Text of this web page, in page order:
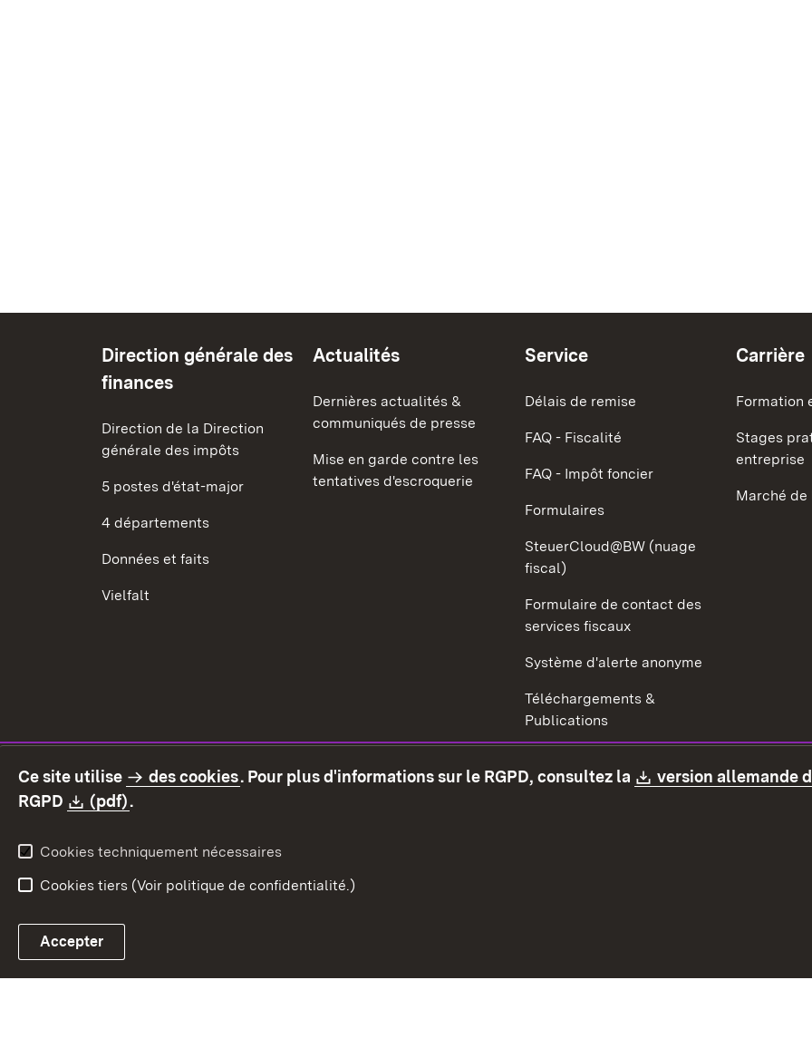
Direction générale des
finances
Direction de la Direction
générale des impôts
5 postes d'état-major
4 départements
Données et faits
Vielfalt
Actualités
Dernières actualités &
communiqués de presse
Mise en garde contre les
tentatives d'escroquerie
Service
Délais de remise
FAQ - Fiscalité
FAQ - Impôt foncier
Formulaires
SteuerCloud@BW (nuage
fiscal)
Formulaire de contact des
services fiscaux
Système d'alerte anonyme
Téléchargements &
Publications
Prévention de la corruption
Carrière
Formation
Stages
entreprise
Marché de
Ce site utilise des cookies. Pour plus d'informations sur le RGPD, consultez la Download:
version allemande
RGPD
Download:
(pdf).
Cookies techniquement nécessaires
Cookies tiers (Voir politique de confidentialité.)
Accepter